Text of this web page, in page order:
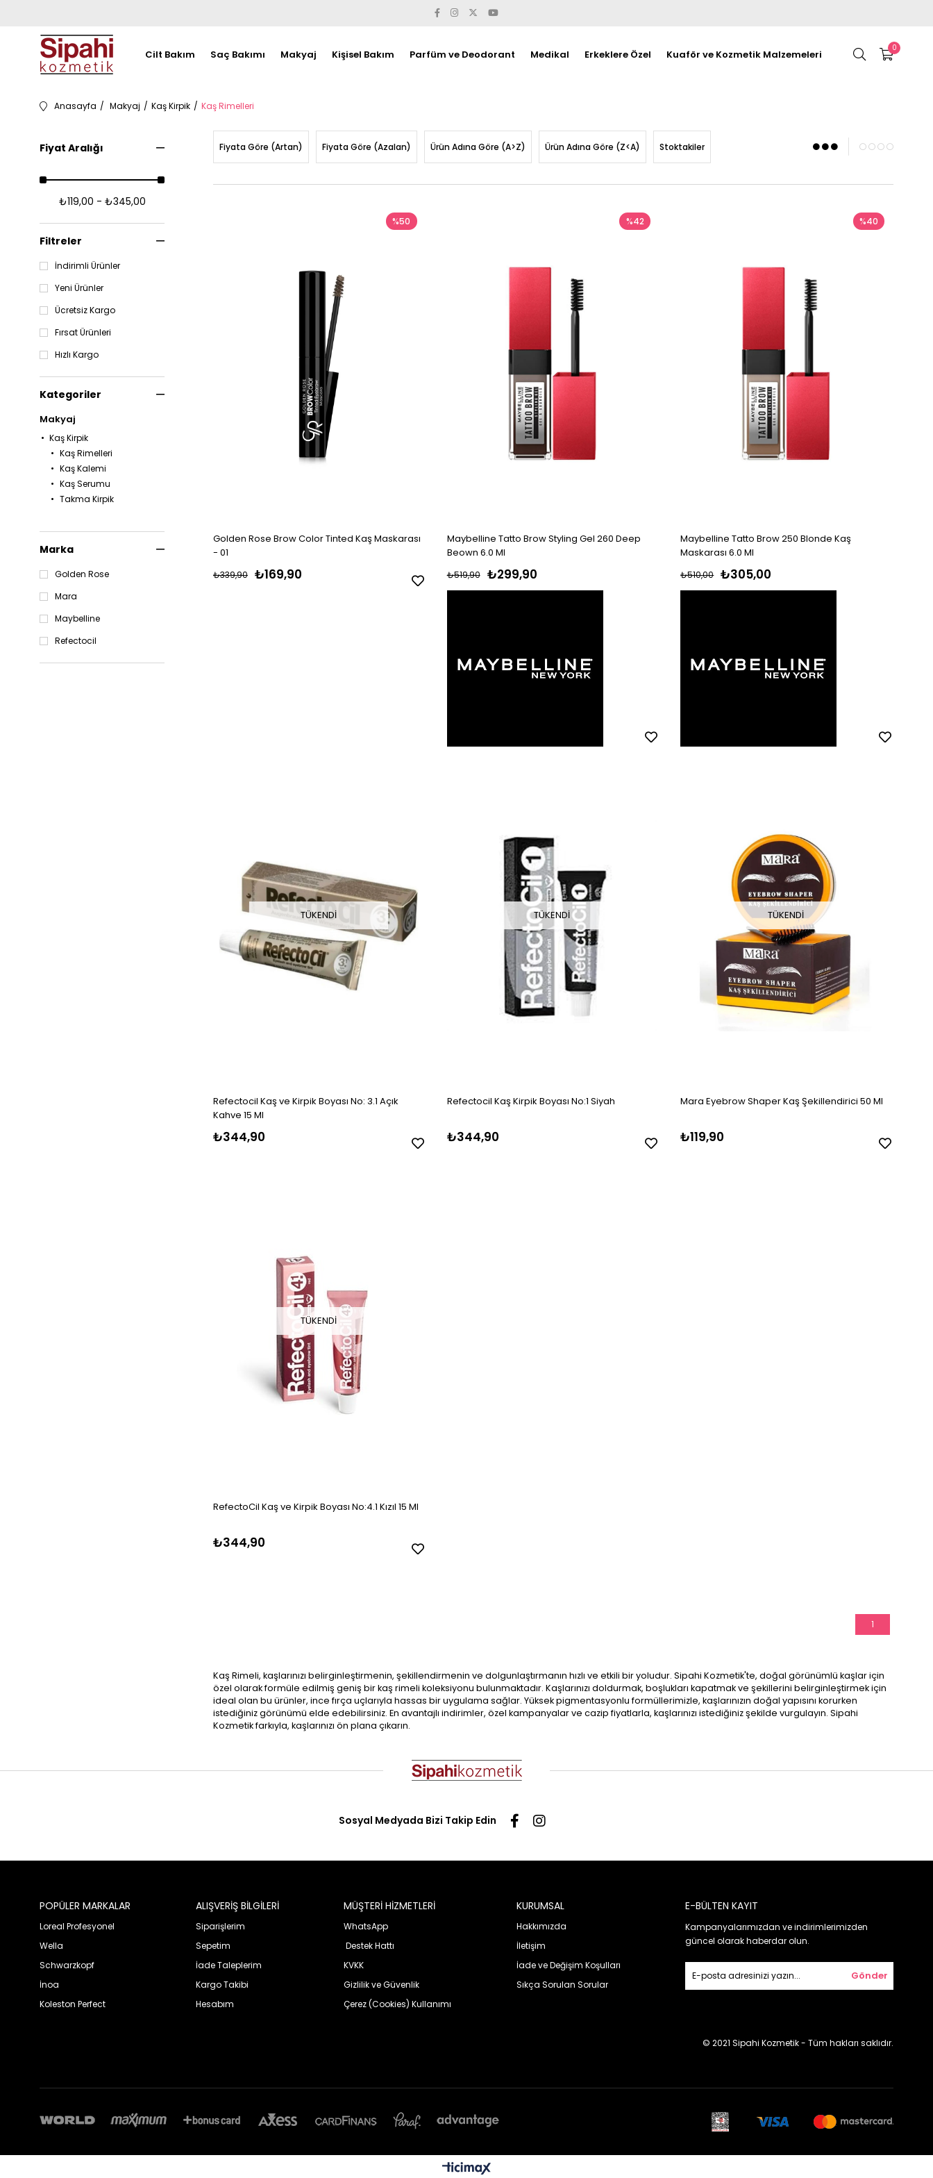
0
Cilt Bakım Saç Bakımı Makyaj Kişisel Bakım Parfüm ve Deodorant Medikal Erkeklere Özel Kuaför ve Kozmetik Malzemeleri
Anasayfa Makyaj Kaş Kirpik Kaş Rimelleri
Fiyat Aralığı
₺119,00 - ₺345,00
Filtreler
İndirimli Ürünler
Yeni Ürünler
Ücretsiz Kargo
Fırsat Ürünleri
Hızlı Kargo
Kategoriler
Makyaj
Kaş Kirpik
Kaş Rimelleri
Kaş Kalemi
Kaş Serumu
Takma Kirpik
Marka
Golden Rose
Mara
Maybelline
Refectocil
Fiyata Göre (Artan) Fiyata Göre (Azalan) Ürün Adına Göre (A>Z) Ürün Adına Göre (Z<A) Stoktakiler
Golden Rose Brow Color Tinted Kaş Maskarası
- 01
₺169,90
₺339,90
%50
Maybelline Tatto Brow Styling Gel 260 Deep
Beown 6.0 Ml
₺299,90
₺519,90
%42
Maybelline Tatto Brow 250 Blonde Kaş
Maskarası 6.0 Ml
₺305,00
₺510,00
%40
TÜKENDI
Refectocil Kaş ve Kirpik Boyası No: 3.1 Açık
Kahve 15 Ml
₺344,90
TÜKENDI
Refectocil Kaş Kirpik Boyası No:1 Siyah
₺344,90
TÜKENDI
Mara Eyebrow Shaper Kaş Şekillendirici 50 Ml
₺119,90
TÜKENDI
RefectoCil Kaş ve Kirpik Boyası No:4.1 Kızıl 15 Ml
₺344,90
1
Kaş Rimeli, kaşlarınızı belirginleştirmenin, şekillendirmenin ve dolgunlaştırmanın hızlı ve etkili bir yoludur. Sipahi Kozmetik'te, doğal görünümlü kaşlar için
özel olarak formüle edilmiş geniş bir kaş rimeli koleksiyonu bulunmaktadır. Kaşlarınızı doldurmak, boşlukları kapatmak ve şekillerini belirginleştirmek için
ideal olan bu ürünler, ince fırça uçlarıyla hassas bir uygulama sağlar. Yüksek pigmentasyonlu formüllerimizle, kaşlarınızın doğal yapısını korurken
istediğiniz görünümü elde edebilirsiniz. En avantajlı indirimler, özel kampanyalar ve cazip fiyatlarla, kaşlarınızı istediğiniz şekilde vurgulayın. Sipahi
Kozmetik farkıyla, kaşlarınızı ön plana çıkarın.
Sosyal Medyada Bizi Takip Edin
POPÜLER MARKALAR
Loreal Profesyonel
Wella
Schwarzkopf
İnoa
Koleston Perfect
ALIŞVERİŞ BİLGİLERİ
Siparişlerim
Sepetim
İade Taleplerim
Kargo Takibi
Hesabım
MÜŞTERİ HİZMETLERİ
WhatsApp
Destek Hattı
KVKK
Gizlilik ve Güvenlik
Çerez (Cookies) Kullanımı
KURUMSAL
Hakkımızda
İletişim
İade ve Değişim Koşulları
Sıkça Sorulan Sorular
E-BÜLTEN KAYIT
Kampanyalarımızdan ve indirimlerimizden
güncel olarak haberdar olun.
Gönder
© 2021 Sipahi Kozmetik - Tüm hakları saklıdır.